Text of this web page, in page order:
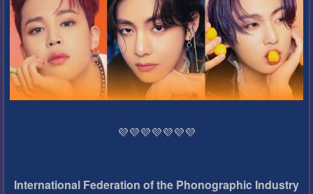
💜💜💜💜💜💜💜
International Federation of the Phonographic Industry